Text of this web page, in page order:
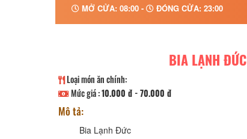
MỞ CỬA: 08:00 - ĐÓNG CỬA: 23:00
BIA LẠNH ĐỨC
Loại món ăn chính:
Mức giá :10.000 đ - 70.000 đ
Mô tả:
Bia Lạnh Đức